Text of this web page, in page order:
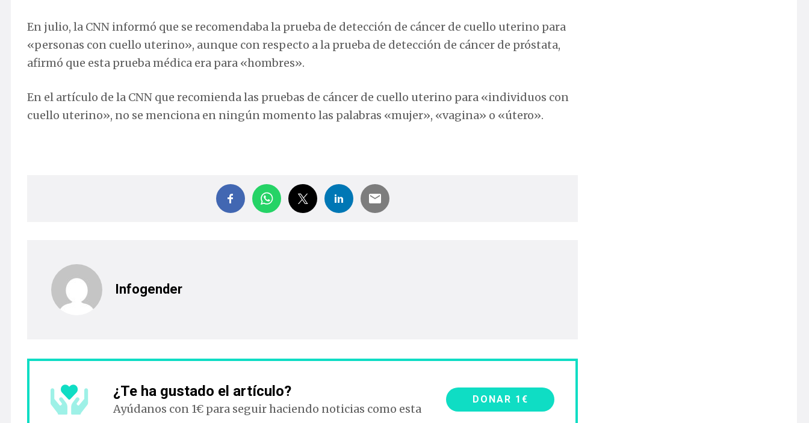
En julio, la CNN informó que se recomendaba la prueba de detección de cáncer de cuello uterino para
«personas con cuello uterino», aunque con respecto a la prueba de detección de cáncer de próstata,
afirmó que esta prueba médica era para «hombres».
En el artículo de la CNN que recomienda las pruebas de cáncer de cuello uterino para «individuos con
cuello uterino», no se menciona en ningún momento las palabras «mujer», «vagina» o «útero».
Infogender
¿Te ha gustado el artículo?
Ayúdanos con 1€ para seguir haciendo noticias como esta
DONAR 1€